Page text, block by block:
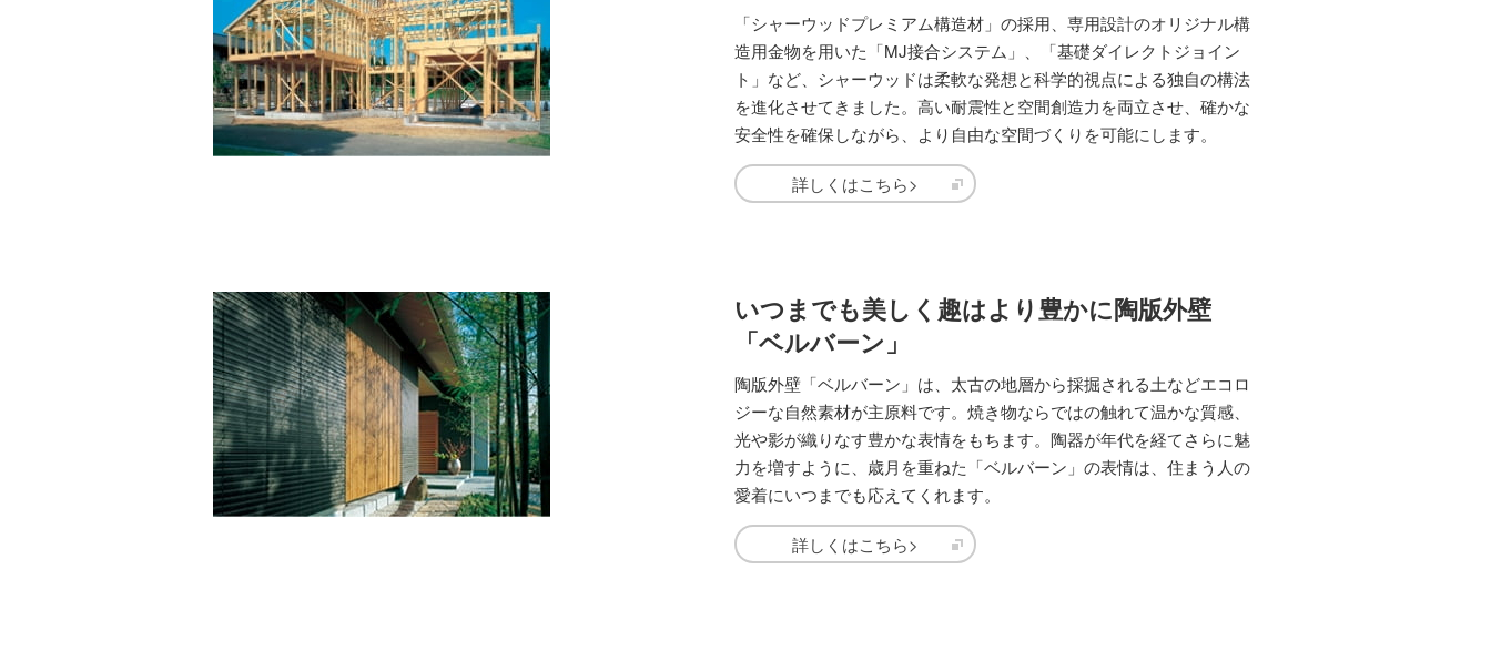
「シャーウッドプレミアム構造材」の採用、専用設計のオリジナル構
造用金物を用いた「MJ接合システム」、「基礎ダイレクトジョイン
ト」など、シャーウッドは柔軟な発想と科学的視点による独自の構法
を進化させてきました。高い耐震性と空間創造力を両立させ、確かな
安全性を確保しながら、より自由な空間づくりを可能にします。
詳しくはこちら>
いつまでも美しく趣はより豊かに陶版外壁
「ベルバーン」
陶版外壁「ベルバーン」は、太古の地層から採掘される土などエコロ
ジーな自然素材が主原料です。焼き物ならではの触れて温かな質感、
光や影が織りなす豊かな表情をもちます。陶器が年代を経てさらに魅
力を増すように、歳月を重ねた「ベルバーン」の表情は、住まう人の
愛着にいつまでも応えてくれます。
詳しくはこちら>